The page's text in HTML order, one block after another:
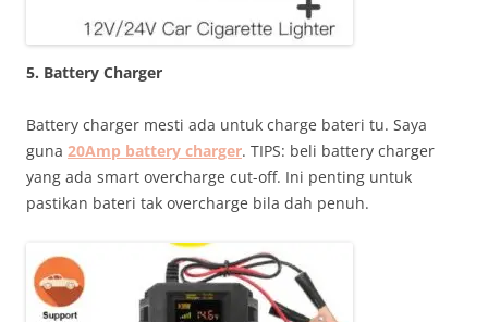
5. Battery Charger
Battery charger mesti ada untuk charge bateri tu. Saya
guna 20Amp battery charger. TIPS: beli battery charger
yang ada smart overcharge cut-off. Ini penting untuk
pastikan bateri tak overcharge bila dah penuh.